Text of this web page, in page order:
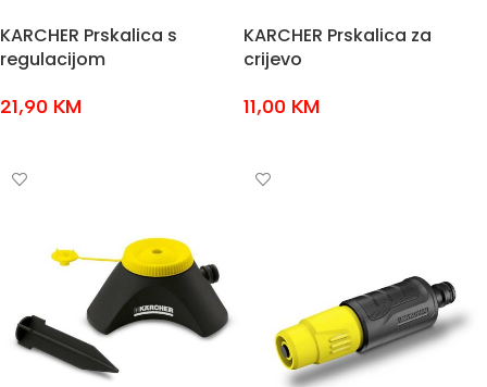
KARCHER Prskalica s
regulacijom
21,90 KM
KARCHER Prskalica za
crijevo
11,00 KM